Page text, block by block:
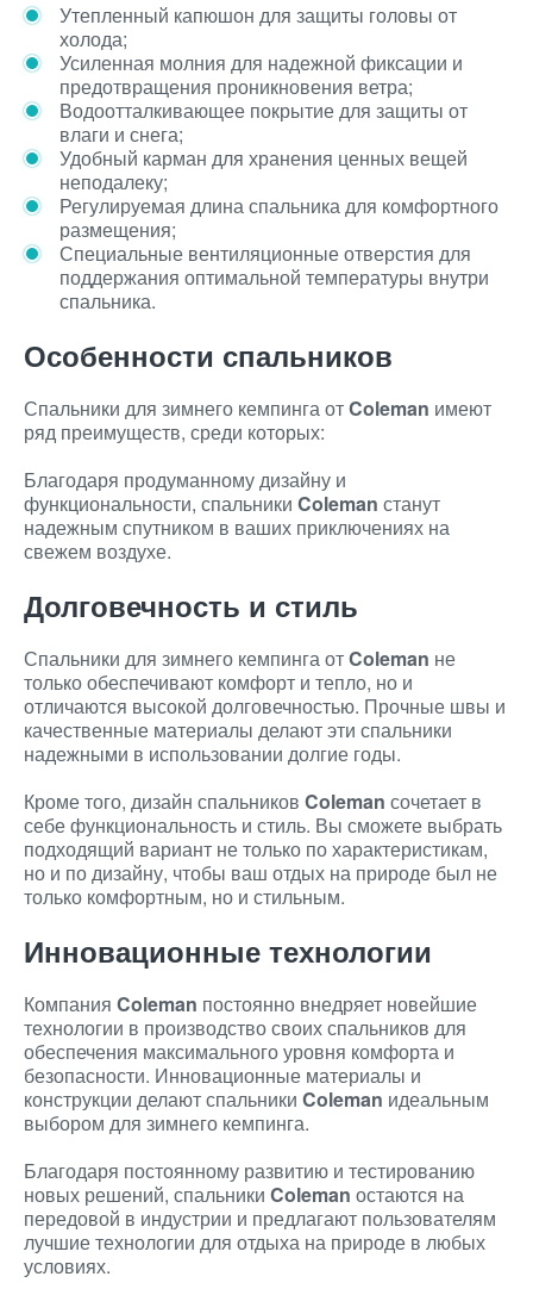
Утепленный капюшон для защиты головы от
холода;
Усиленная молния для надежной фиксации и
предотвращения проникновения ветра;
Водоотталкивающее покрытие для защиты от
влаги и снега;
Удобный карман для хранения ценных вещей
неподалеку;
Регулируемая длина спальника для комфортного
размещения;
Специальные вентиляционные отверстия для
поддержания оптимальной температуры внутри
спальника.
Особенности спальников
Спальники для зимнего кемпинга отColeman имеют
ряд преимуществ, среди которых:
Благодаря продуманному дизайну и
функциональности, спальники Coleman станут
надежным спутником в ваших приключениях на
свежем воздухе.
Долговечность и стиль
Спальники для зимнего кемпинга отColeman не
только обеспечивают комфорт и тепло, но и
отличаются высокой долговечностью. Прочные швы и
качественные материалы делают эти спальники
надежными в использовании долгие годы.
Кроме того, дизайн спальников Coleman сочетает в
себе функциональность и стиль. Вы сможете выбрать
подходящий вариант не только по характеристикам,
но и по дизайну, чтобы ваш отдых на природе был не
только комфортным, но и стильным.
Инновационные технологии
Компания Coleman постоянно внедряет новейшие
технологии в производство своих спальников для
обеспечения максимального уровня комфорта и
безопасности. Инновационные материалы и
конструкции делают спальники Coleman идеальным
выбором для зимнего кемпинга.
Благодаря постоянному развитию и тестированию
новых решений, спальники Coleman остаются на
передовой в индустрии и предлагают пользователям
лучшие технологии для отдыха на природе в любых
условиях.